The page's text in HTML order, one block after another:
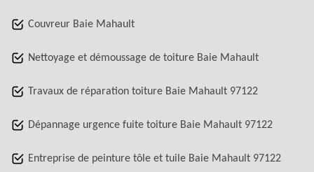
Couvreur Baie Mahault
Nettoyage et démoussage de toiture Baie Mahault
Travaux de réparation toiture Baie Mahault 97122
Dépannage urgence fuite toiture Baie Mahault 97122
Entreprise de peinture tôle et tuile Baie Mahault 97122